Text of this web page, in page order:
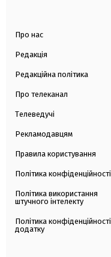
Про нас
Редакція
Редакційна політика
Про телеканал
Телеведучі
Рекламодавцям
Правила користування
Політика конфіденційності
Політика використання
штучного інтелекту
Політика конфіденційності
додатку